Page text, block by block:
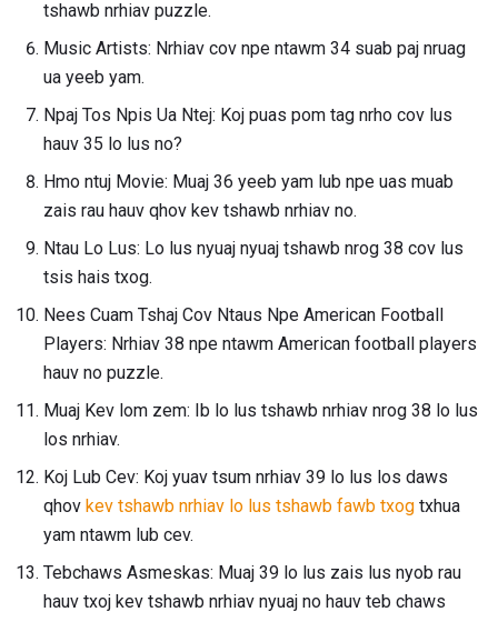
tshawb nrhiav puzzle.
Music Artists: Nrhiav cov npe ntawm 34 suab paj nruag
ua yeeb yam.
Npaj Tos Npis Ua Ntej: Koj puas pom tag nrho cov lus
hauv 35 lo lus no?
Hmo ntuj Movie: Muaj 36 yeeb yam lub npe uas muab
zais rau hauv qhov kev tshawb nrhiav no.
Ntau Lo Lus: Lo lus nyuaj nyuaj tshawb nrog 38 cov lus
tsis hais txog.
Nees Cuam Tshaj Cov Ntaus Npe American Football
Players: Nrhiav 38 npe ntawm American football players
hauv no puzzle.
Muaj Kev lom zem: Ib lo lus tshawb nrhiav nrog 38 lo lus
los nrhiav.
Koj Lub Cev: Koj yuav tsum nrhiav 39 lo lus los daws
qhov kev tshawb nrhiav lo lus tshawb fawb txog txhua
yam ntawm lub cev.
Tebchaws Asmeskas: Muaj 39 lo lus zais lus nyob rau
hauv txoj kev tshawb nrhiav nyuaj no hauv teb chaws